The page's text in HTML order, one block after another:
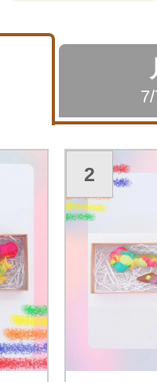
2